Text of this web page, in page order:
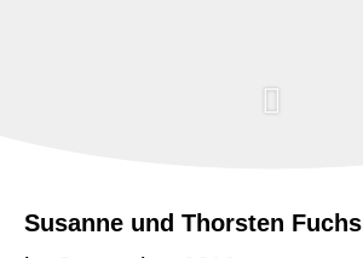
Susanne und Thorsten Fuchs